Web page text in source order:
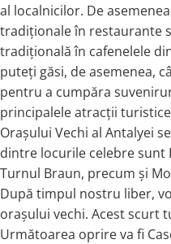
al localnicilor. De
tradiționale în restaurante
tradițională în cafenelele
puteți găsi, de asemenea,
pentru a cumpăra
principalele atracții
Orașului Vechi al Antalyei
dintre locurile celebre sunt
Turnul Braun, precum și
După timpul nostru liber,
orașului vechi. Acest scurt
Următoarea oprire va fi